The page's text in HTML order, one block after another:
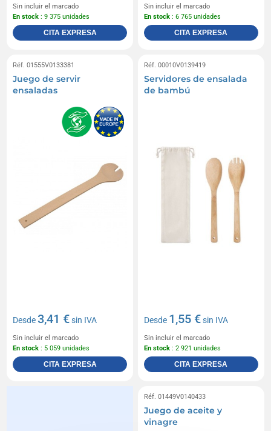
Sin incluir el marcado
En stock : 9 375 unidades
CITA EXPRESA
Sin incluir el marcado
En stock : 6 765 unidades
CITA EXPRESA
Réf. 01555V0133381
Juego de servir
ensaladas
Desde3,41 €sin IVA
Sin incluir el marcado
En stock : 5 059 unidades
CITA EXPRESA
Réf. 00010V0139419
Servidores de ensalada
de bambú
Desde 1,55 €sin IVA
Sin incluir el marcado
En stock : 2 921 unidades
CITA EXPRESA
Réf. 01449V0140433
Juego de aceite y
vinagre